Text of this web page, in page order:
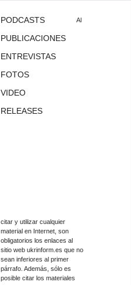
PODCASTS
PUBLICACIONES
ENTREVISTAS
FOTOS
VIDEO
RELEASES
Al
citar y utilizar cualquier
material en Internet, son
obligatorios los enlaces al
sitio web ukrinform.es que no
sean inferiores al primer
párrafo. Además, sólo es
posible citar los materiales